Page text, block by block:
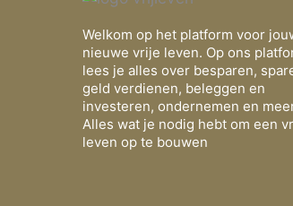
Welkom op het platform voor
nieuwe vrije leven. Op ons
lees je alles over besparen,
geld verdienen, beleggen en
investeren, ondernemen en
Alles wat je nodig hebt om een
leven op te bouwen